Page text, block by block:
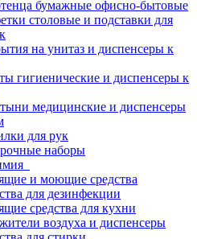
бумажные офисно-бытовые
столовые и подставки для
на унитаз и диспенсеры к
гигиенические и диспенсеры к
медицинские и диспенсеры
для рук
наборы
и моющие средства
для дезинфекции
средства для кухни
воздуха и диспенсеры